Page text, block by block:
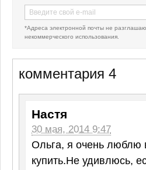
*Адреса электронной почты не
некоммерческого использования.
комментария 4
Настя
30 мая, 2014 9:47
Ольга, я очень люблю
купить.Не удивлюсь,